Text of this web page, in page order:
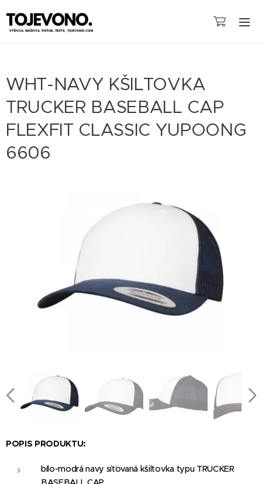
WHT-NAVY KŠILTOVKA
TRUCKER BASEBALL CAP
FLEXFIT CLASSIC YUPOONG
6606
POPIS PRODUKTU:
bílo-modrá navy síťovaná kšiltovka typu TRUCKER